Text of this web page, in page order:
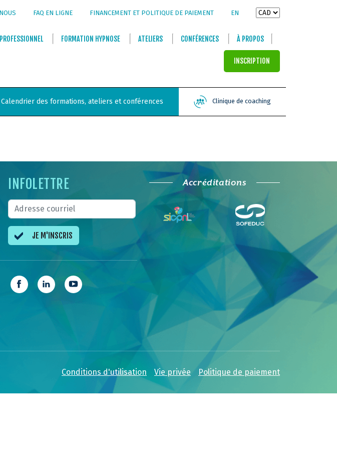
FAQ EN LIGNE FINANCEMENT ET POLITIQUE DE PAIEMENT EN
FORMATION HYPNOSE ATELIERS CONFÉRENCES À PROPOS
INSCRIPTION
Calendrier des formations, ateliers et conférences Clinique de coaching
INFOLETTRE
JE M'INSCRIS
Accréditations
Conditions d'utilisation Vie privée Politique de paiement